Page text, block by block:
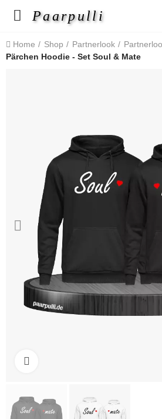
Paarpulli
Home Shop Partnerlook
Pärchen Hoodie - Set Soul & Mate